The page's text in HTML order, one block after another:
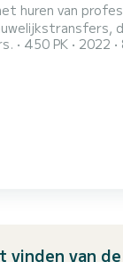
en toeristische
of
450 PK 2022
vinden van